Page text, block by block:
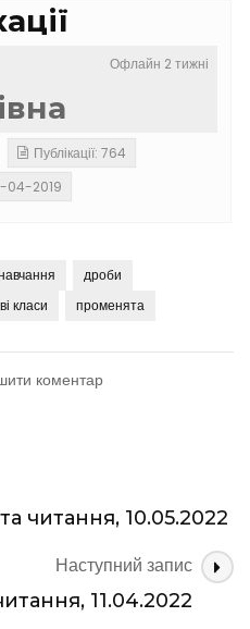
Офлайн 2 тижні
Публікації: 764
04-2019
дроби
класи
променята
коментардо
читання, 10.05.2022
Наступний запис
11.04.2022